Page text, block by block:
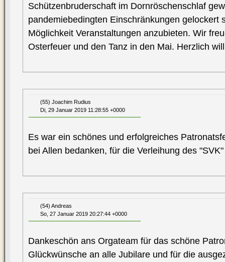
Schützenbruderschaft im Dornröschenschlaf
pandemiebedingten Einschränkungen gelockert
Möglichkeit Veranstaltungen anzubieten. Wir
Osterfeuer und den Tanz in den Mai. Herzlich
(55) Joachim Rudius
Di, 29 Januar 2019 11:28:55 +0000
Es war ein schönes und erfolgreiches
bei Allen bedanken, für die Verleihung des "SVK"
(54) Andreas
So, 27 Januar 2019 20:27:44 +0000
Dankeschön ans Orgateam für das schöne
Glückwünsche an alle Jubilare und für die